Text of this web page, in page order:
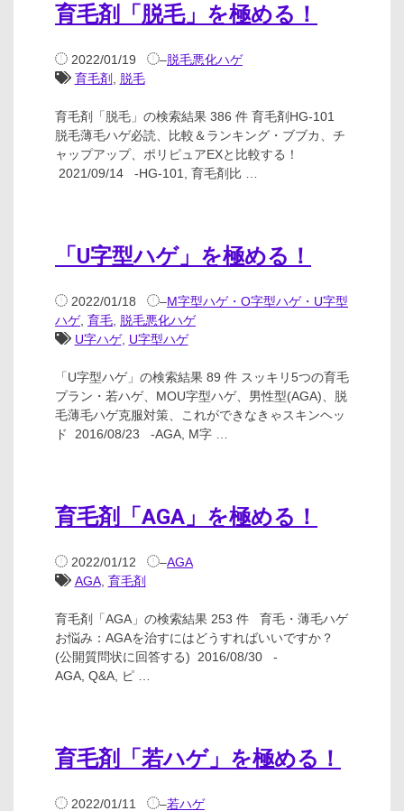
育毛剤「脱毛」を極める！
2022/01/19 –脱毛悪化ハゲ
育毛剤, 脱毛
育毛剤「脱毛」の検索結果 386 件 育毛剤HG-101
脱毛薄毛ハゲ必読、比較＆ランキング・ブブカ、チ
ャップアップ、ポリピュアEXと比較する！
2021/09/14 -HG-101, 育毛剤比 …
「U字型ハゲ」を極める！
2022/01/18 –M字型ハゲ・O字型ハゲ・U字型
ハゲ, 育毛 脱毛悪化ハゲ
U字ハゲ, U字型ハゲ
「U字型ハゲ」の検索結果 89 件 スッキリ5つの育毛
プラン・若ハゲ、MOU字型ハゲ、男性型(AGA)、脱
毛薄毛ハゲ克服対策、これができなきゃスキンヘッ
ド 2016/08/23 -AGA, M字 …
育毛剤「AGA」を極める！
2022/01/12 –AGA
AGA, 育毛剤
育毛剤「AGA」の検索結果 253 件 育毛・薄毛ハゲ
お悩み：AGAを治すにはどうすればいいですか？
(公開質問状に回答する) 2016/08/30 -
AGA, Q&A, ピ …
育毛剤「若ハゲ」を極める！
2022/01/11 –若ハゲ